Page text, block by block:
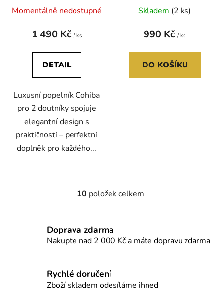
Momentálně nedostupné
1 490 Kč / ks
DETAIL
Luxusní popelník Cohiba
pro 2 doutníky spojuje
elegantní design s
praktičností – perfektní
doplněk pro každého...
Skladem (2 ks)
990 Kč / ks
DO KOŠÍKU
O
á
d
í
p
10 položek celkem
Doprava zdarma
Nakupte nad 2 000 Kč a máte dopravu zdarma
Rychlé doručení
Zboží skladem odesíláme ihned